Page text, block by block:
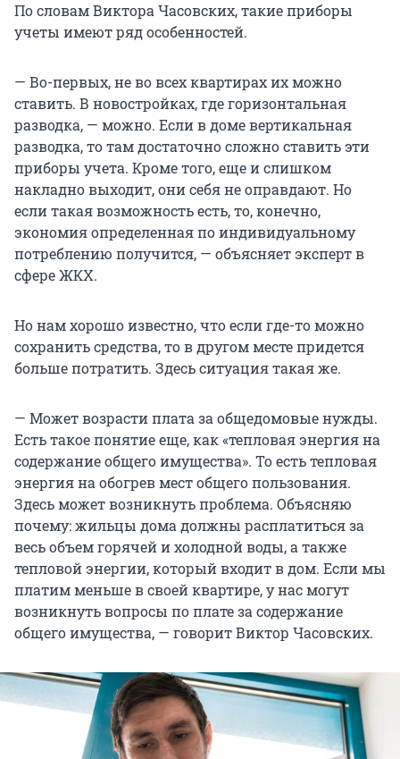
По словам Виктора Часовских, такие приборы
учеты имеют ряд особенностей.
— Во-первых, не во всех квартирах их можно
ставить. В новостройках, где горизонтальная
разводка, — можно. Если в доме вертикальная
разводка, то там достаточно сложно ставить эти
приборы учета. Кроме того, еще и слишком
накладно выходит, они себя не оправдают. Но
если такая возможность есть, то, конечно,
экономия определенная по индивидуальному
потреблению получится, — объясняет эксперт в
сфере ЖКХ.
Но нам хорошо известно, что если где-то можно
сохранить средства, то в другом месте придется
больше потратить. Здесь ситуация такая же.
— Может возрасти плата за общедомовые нужды.
Есть такое понятие еще, как «тепловая энергия на
содержание общего имущества». То есть тепловая
энергия на обогрев мест общего пользования.
Здесь может возникнуть проблема. Объясняю
почему: жильцы дома должны расплатиться за
весь объем горячей и холодной воды, а также
тепловой энергии, который входит в дом. Если мы
платим меньше в своей квартире, у нас могут
возникнуть вопросы по плате за содержание
общего имущества, — говорит Виктор Часовских.